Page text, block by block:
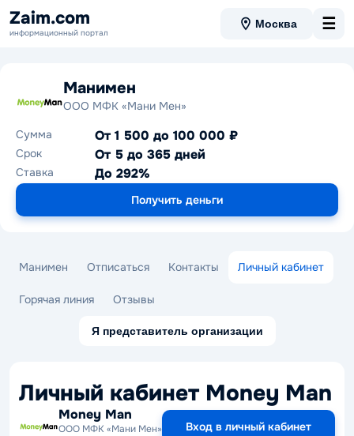
Zaim.com
информационный портал
Москва ☰
Манимен
ООО МФК «Мани Мен»
Сумма
От 1 500 до 100 000 ₽
Срок От 5 до 365 дней
Ставка До 292%
Получить деньги
Манимен Отписаться Контакты Личный кабинет
Горячая линия Отзывы
Я представитель организации
Личный кабинет Money Man
Money Man
ООО МФК «Мани Мен» Вход в личный кабинет